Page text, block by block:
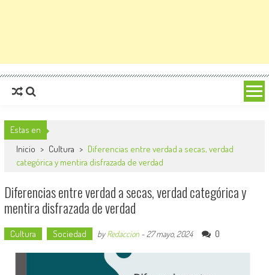
Estas en
Inicio > Cultura > Diferencias entre verdad a secas, verdad
categórica y mentira disfrazada de verdad
Diferencias entre verdad a secas, verdad categórica y
mentira disfrazada de verdad
Cultura Sociedad byRedaccion- 27 mayo, 2024 0